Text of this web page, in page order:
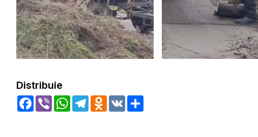
Distribuie
Facebook
Viber WhatsApp
TelegramOdnoklassniki
VK